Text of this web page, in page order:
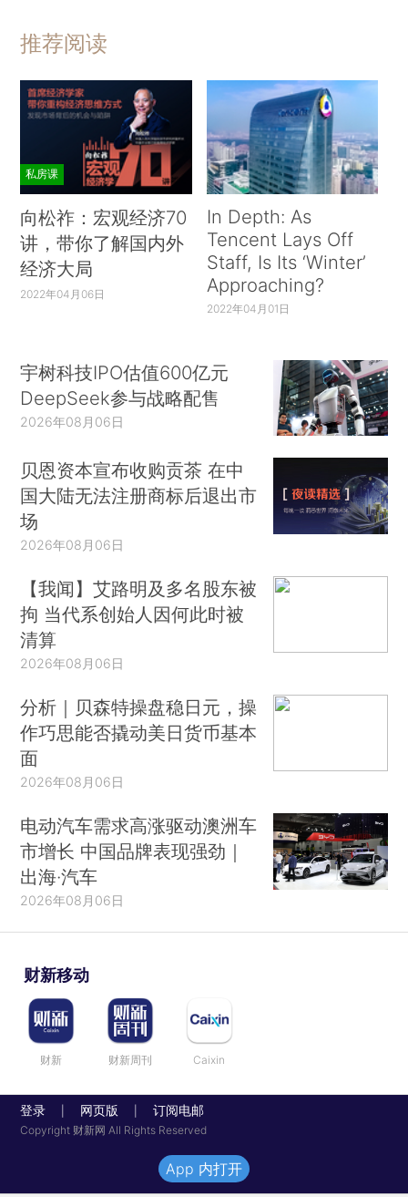
推荐阅读
私房课
向松祚：宏观经济70
讲，带你了解国内外
经济大局
2022年04月06日
In Depth: As
Tencent Lays Off
Staff, Is Its ‘Winter’
Approaching?
2022年04月01日
宇树科技IPO估值600亿元
DeepSeek参与战略配售
2026年08月06日
贝恩资本宣布收购贡茶 在中
国大陆无法注册商标后退出市
场
2026年08月06日
【我闻】艾路明及多名股东被
拘 当代系创始人因何此时被
清算
2026年08月06日
分析｜贝森特操盘稳日元，操
作巧思能否撬动美日货币基本
面
2026年08月06日
电动汽车需求高涨驱动澳洲车
市增长 中国品牌表现强劲｜
出海·汽车
2026年08月06日
财新移动
财新 财新周刊 Caixin
登录 网页版 订阅电邮
Copyright 财新网 All Rights Reserved
App 内打开